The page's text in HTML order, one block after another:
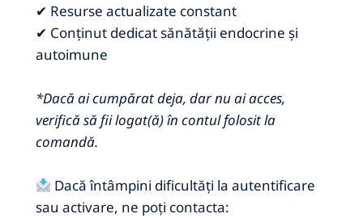
✔ Resurse actualizate constant
✔ Conținut dedicat sănătății endocrine și
autoimune
*Dacă ai cumpărat deja, dar nu ai acces,
verifică să fii logat(ă) în contul folosit la
comandă.
Dacă întâmpini dificultăți la autentificare
sau activare, ne poți contacta: